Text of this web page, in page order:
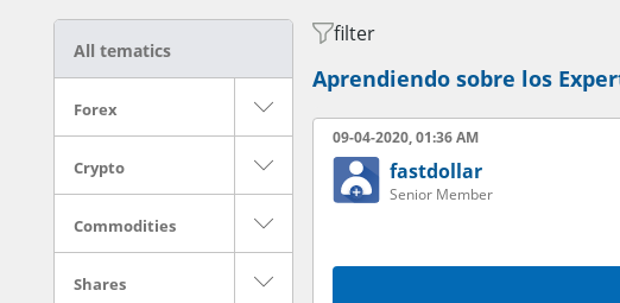
All tematics
Forex
Crypto
Commodities
Shares
filter
Aprendiendo sobre los
09-04-2020, 01:36 AM
fastdollar
Senior Member